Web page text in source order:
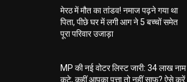
मेरठ में मौत का तांडव! नमाज पढ़ने गया था
पिता, पीछे घर में लगी आग ने 5 बच्चों समेत
पूरा परिवार उजाड़ा
MP की नई वोटर लिस्ट जारी: 34 लाख नाम
कटे, कहीं आपका पत्ता तो नहीं साफ? ऐसे करें